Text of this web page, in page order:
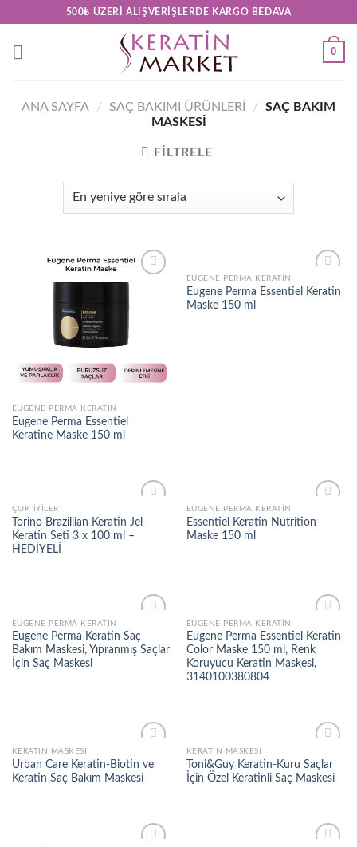
content
500₺ ÜZERI ALIŞVERIŞLERDE KARGO BEDAVA
0
ANA SAYFA / SAÇ BAKIMI ÜRÜNLERİ /
SAÇ BAKIM
MASKESI
FILTRELE
EUGENE PERMA KERATIN
Eugene Perma Essentiel
Keratine Maske 150 ml
Add to
wishlist
EUGENE PERMA KERATIN
Eugene Perma Essentiel Keratin
Maske 150 ml
Add to
wishlist
ÇOK İYILER
Torino Brazillian Keratin Jel
Keratin Seti 3 x 100 ml –
HEDİYELİ
wishlist
EUGENE PERMA KERATIN
Essentiel Keratin Nutrition
Maske 150 ml
wishlist
EUGENE PERMA KERATIN
Eugene Perma Keratin Saç
Bakım Maskesi, Yıpranmış Saçlar
İçin Saç Maskesi
Add to
wishlist
EUGENE PERMA KERATIN
Eugene Perma Essenti̇el Keratin
Color Maske 150 ml, Renk
Koruyucu Keratin Maskesi,
3140100380804
wishlist
KERATIN MASKESI
Urban Care Keratin-Biotin ve
Keratin Saç Bakım Maskesi
Add to
wishlist
KERATIN MASKESI
Toni&Guy Keratin-Kuru Saçlar
İçin Özel Keratinli Saç Maskesi